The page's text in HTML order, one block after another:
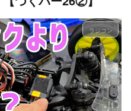
ラジコン